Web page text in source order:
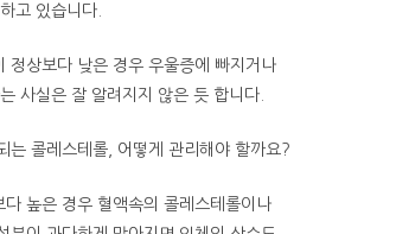
고 있습니다.
정상보다 낮은 경우 우울증에 빠지거나
사실은 잘 알려지지 않은 듯 합니다.
는 콜레스테롤, 어떻게 관리해야 할까요?
다 높은 경우 혈액속의 콜레스테롤이나